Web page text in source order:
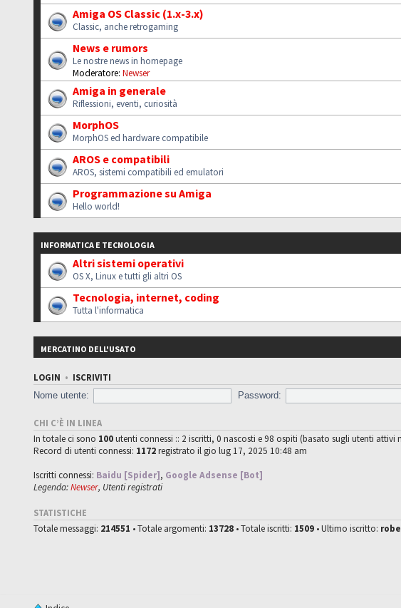
Amiga OS Classic (1.x-3.x)
Classic, anche retrogaming
News e rumors
Le nostre news in homepage
Moderatore: Newser
Amiga in generale
Riflessioni, eventi, curiosità
MorphOS
MorphOS ed hardware compatibile
AROS e compatibili
AROS, sistemi compatibili ed emulatori
Programmazione su Amiga
Hello world!
INFORMATICA E TECNOLOGIA
Altri sistemi operativi
OS X, Linux e tutti gli altri OS
Tecnologia, internet, coding
Tutta l'informatica
MERCATINO DELL'USATO
LOGIN • ISCRIVITI
Nome utente:
Password:
CHI C’È IN LINEA
In totale ci sono 100utenti connessi :: 2 iscritti, 0 nascosti e 98 ospiti (basato sugli utenti attivi
Record di utenti connessi: 1172registrato il gio lug 17, 2025 10:48 am
Iscritti connessi: Baidu [Spider], Google Adsense [Bot]
Legenda:Newser, Utenti registrati
STATISTICHE
Totale messaggi: 214551 • Totale argomenti: 13728 • Totale iscritti: 1509 • Ultimo iscritto: